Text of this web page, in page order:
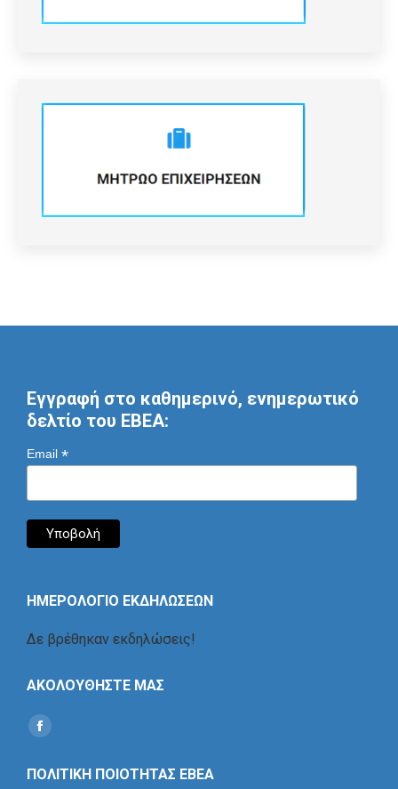
Εγγραφή στο καθημερινό, ενημερωτικό
δελτίο του ΕΒΕΑ:
Email *
ΗΜΕΡΟΛΟΓΙΟ ΕΚΔΗΛΩΣΕΩΝ
Δε βρέθηκαν εκδηλώσεις!
ΑΚΟΛΟΥΘΗΣΤΕ ΜΑΣ
Find us on:
Social
ΠΟΛΙΤΙΚΗ ΠΟΙΟΤΗΤΑΣ ΕΒΕΑ